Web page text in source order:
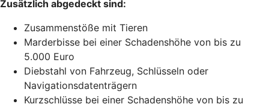
Zusätzlich abgedeckt sind:
Zusammenstöße mit Tieren
Marderbisse bei einer Schadenshöhe von bis zu
5.000 Euro
Diebstahl von Fahrzeug, Schlüsseln oder
Navigationsdatenträgern
Kurzschlüsse bei einer Schadenshöhe von bis zu